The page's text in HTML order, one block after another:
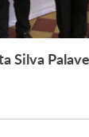
Silva